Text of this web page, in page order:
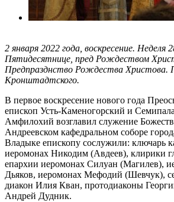
2 января 2022 года, воскресение. Неделя
Пятидесятнице, пред Рождеством
Предпразднство Рождества Христова.
Кронштадтского.
В первое воскресение нового года
епископ Усть-Каменогорский и
Амфилохий возглавил служение
Андреевском кафедральном соборе
Владыке епископу сослужили: ключарь
иеромонах Никодим (Авдеев), клирики
епархии иеромонах Силуан (Магилев),
Дьяков, иеромонах Мефодий (Шевчук),
диакон Илия Кван, протодиаконы
Андрей Дудник.